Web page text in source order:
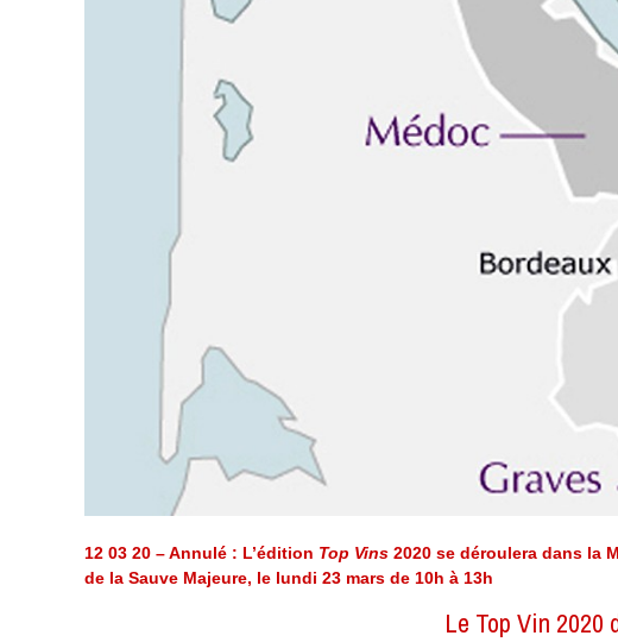
12 03 20 – Annulé : L’édition Top Vins2020 se déroulera dans la
de la Sauve Majeure, le lundi 23 mars de 10h à 13h
Le Top Vin 2020